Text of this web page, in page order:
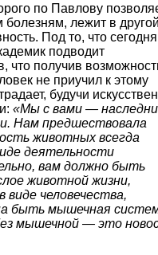
по Павлову
лежит в
Под то, что сегодня
подводит
получив
не приучил к этому
будучи
«Мы с вами —
Нам предшествовала
животных всегда
деятельности
вам должно быть
животной жизни,
человечества,
быть мышечная
мышечной — это